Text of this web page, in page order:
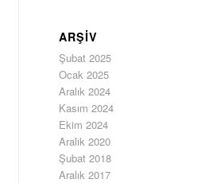
ARŞIV
Şubat 2025
Ocak 2025
Aralık 2024
Kasım 2024
Ekim 2024
Aralık 2020
Şubat 2018
Aralık 2017